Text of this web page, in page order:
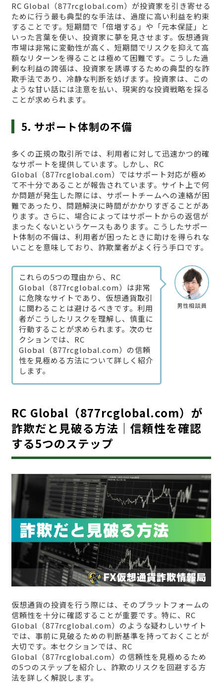
RC Global（877rcglobal.com）が投資家を引き寄せる
ために行う最も典型的な手法は、過度に高い利益を約束
することです。短期間で「倍増する」や「元本保証」と
いった言葉を使い、投資家に夢を見させます。仮想通貨
市場は非常に変動性が高く、短期間でリスクを抑えて高
額なリターンを得ることは極めて困難です。こうした過
剰な利益の誇張は、投資家を誘導するための典型的な詐
欺手法であり、冷静な判断を妨げます。投資家は、この
ような甘い話には注意を払い、現実的な投資戦略を採る
ことが求められます。
5. サポート体制の不備
多くの正規の取引所では、利用者に対して迅速かつ的確
なサポートを提供しています。しかし、RC
Global（877rcglobal.com）ではサポート対応が極め
て不十分であることが報告されています。サイト上で何
か問題が発生した際には、サポートチームへの連絡が困
難であったり、問題解決に時間がかかりすぎることがあ
ります。さらに、場合によってはサポートからの返信が
まったくないというケースもあります。こうしたサポー
ト体制の不備は、利用者が困ったときに助けを得られな
いことを意味しており、詐欺業者がよく行う手口です。
男性相談員
これらの5つの理由から、RC
Global（877rcglobal.com）は非常
に危険なサイトであり、仮想通貨取引
に関わることは避けるべきです。利用
者がこうしたリスクを理解し、慎重に
行動することが求められます。次のセ
クションでは、RC
Global（877rcglobal.com）の信頼
性を見極める方法について詳しく紹介
します。
RC Global（877rcglobal.com）が
詐欺だと見破る方法｜信頼性を確認
する5つのステップ
仮想通貨の投資を行う際には、そのプラットフォームの
信頼性を十分に確認することが重要です。特に、RC
Global（877rcglobal.com）のような疑わしいサイト
では、事前に見破るための判断基準を持っておくことが
大切です。本セクションでは、RC
Global（877rcglobal.com）の信頼性を見極めるため
の5つのステップを紹介し、詐欺のリスクを回避する方
法を詳しく解説します。